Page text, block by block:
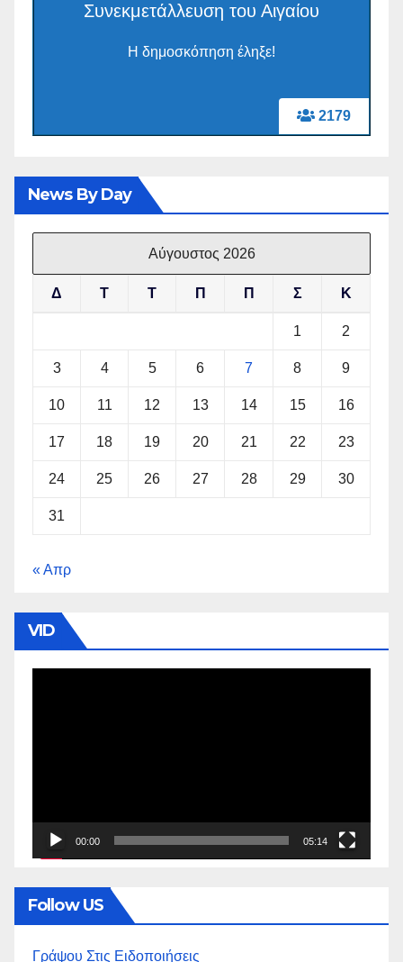
2179
Συνεκμετάλλευση του Αιγαίου
Η δημοσκόπηση έληξε!
News By Day
Αύγουστος 2026
Δ Τ Τ Π Π Σ Κ
1 2
3 4 5 6 7 8 9
10 11 12 13 14 15 16
17 18 19 20 21 22 23
24 25 26 27 28 29 30
31
« Απρ
VID
00:00 05:14
Follow US
Γράψου Στις Ειδοποιήσεις